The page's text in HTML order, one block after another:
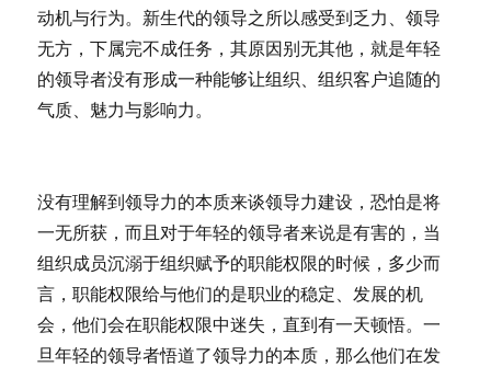
动机与行为。新生代的领导之所以感受到乏力、领导
无方，下属完不成任务，其原因别无其他，就是年轻
的领导者没有形成一种能够让组织、组织客户追随的
气质、魅力与影响力。
没有理解到领导力的本质来谈领导力建设，恐怕是将
一无所获，而且对于年轻的领导者来说是有害的，当
组织成员沉溺于组织赋予的职能权限的时候，多少而
言，职能权限给与他们的是职业的稳定、发展的机
会，他们会在职能权限中迷失，直到有一天顿悟。一
旦年轻的领导者悟道了领导力的本质，那么他们在发